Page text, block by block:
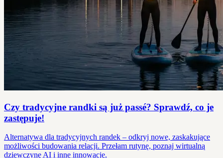
Czy tradycyjne randki są już passé? Sprawdź, co je
zastępuje!
Alternatywa dla tradycyjnych randek – odkryj nowe, zaskakujące
możliwości budowania relacji. Przełam rutynę, poznaj wirtualną
dziewczynę AI i inne innowacje.